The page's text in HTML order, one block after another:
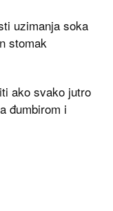
uzimanja soka
stomak
ako svako jutro
đumbirom i